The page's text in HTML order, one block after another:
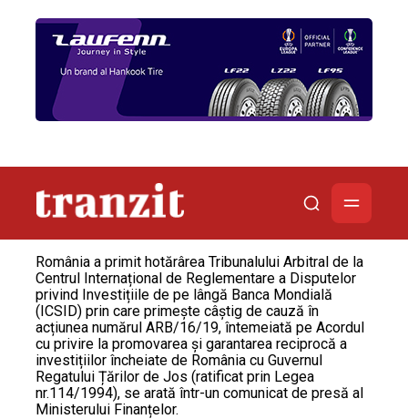
România a primit hotărârea Tribunalului Arbitral de la
Centrul Internațional de Reglementare a Disputelor
privind Investițiile de pe lângă Banca Mondială
(ICSID) prin care primește câștig de cauză în
acțiunea numărul ARB/16/19, întemeiată pe Acordul
cu privire la promovarea și garantarea reciprocă a
investițiilor încheiate de România cu Guvernul
Regatului Țărilor de Jos (ratificat prin Legea
nr.114/1994), se arată într-un comunicat de presă al
Ministerului Finanțelor.